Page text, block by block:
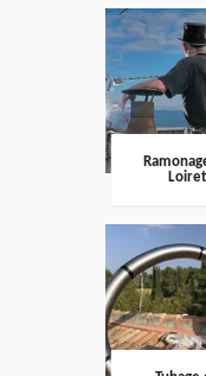
Loiret